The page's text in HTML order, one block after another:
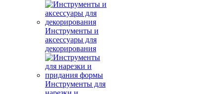
Инструменты и
аксессуары для
декорирования
Инструменты для